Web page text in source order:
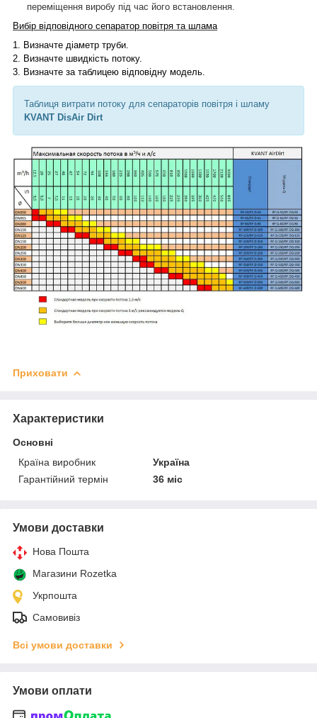
переміщення виробу під час його встановлення.
Вибір відповідного сепаратор повітря та шлама
1. Визначте діаметр труби.
2. Визначте швидкість потоку.
3. Визначте за таблицею відповідну модель.
Таблиця витрати потоку для сепараторів повітря і шламу
KVANT DisAir Dirt
Приховати
Характеристики
Основні
Країна виробник
Україна
Гарантійний термін
36 міс
Умови доставки
Нова Пошта
Магазини Rozetka
Укрпошта
Самовивіз
Всі умови доставки
Умови оплати